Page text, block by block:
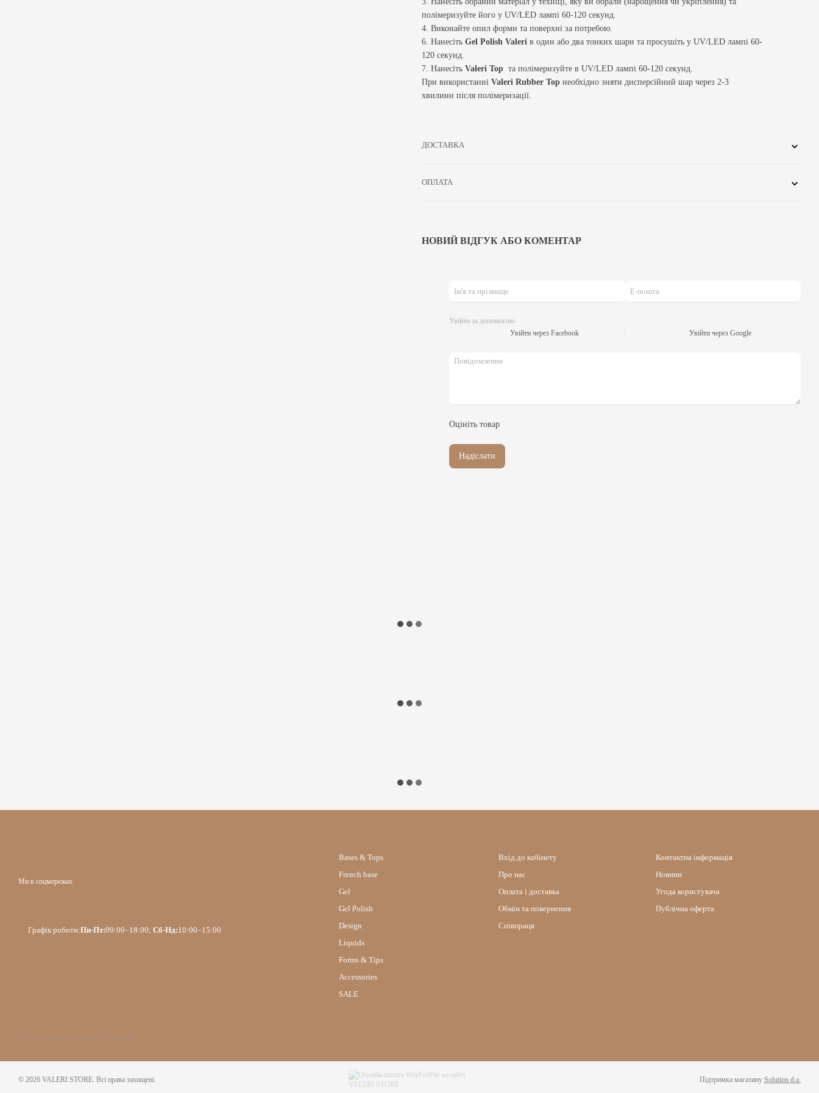
полімеризуйте його у UV/LED лампі 60-120 секунд.
4. Виконайте опил форми та поверхні за потребою.
6. Нанесіть Gel Polish Valeri в один або два тонких шари та просушіть у UV/LED лампі 60-
120 секунд.
7. Нанесіть Valeri Top та полімеризуйте в UV/LED лампі 60-120 секунд.
При використанні Valeri Rubber Top необхідно зняти дисперсійний шар через 2-3
хвилини після полімеризації.
ДОСТАВКА
ОПЛАТА
НОВИЙ ВІДГУК АБО КОМЕНТАР
Увійти за допомогою
Увійти через Facebook
Увійти через Google
Оцініть товар
Надіслати
Ми в соцмережах
Графік роботи:Пн-Пт:09:00–18:00; Сб-Нд:10:00–15:00
© 2026 VALERI STORE. Всі права захищені. Підтримка магазину Solution d.a.
Bases & Tops
French base
Gel
Gel Polish
Design
Liquids
Forms & Tips
Accessories
SALE
Вхід до кабінету
Про нас
Оплата і доставка
Обмін та повернення
Співпраця
Контактна інформація
Новини
Угода користувача
Публічна оферта